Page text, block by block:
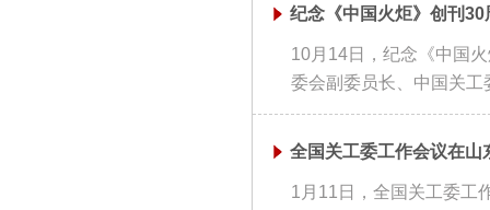
纪念《中国火炬》创刊
10月14日，纪念《中国
委会副委员长、中国关
全国关工委工作会议在山
1月11日，全国关工委工